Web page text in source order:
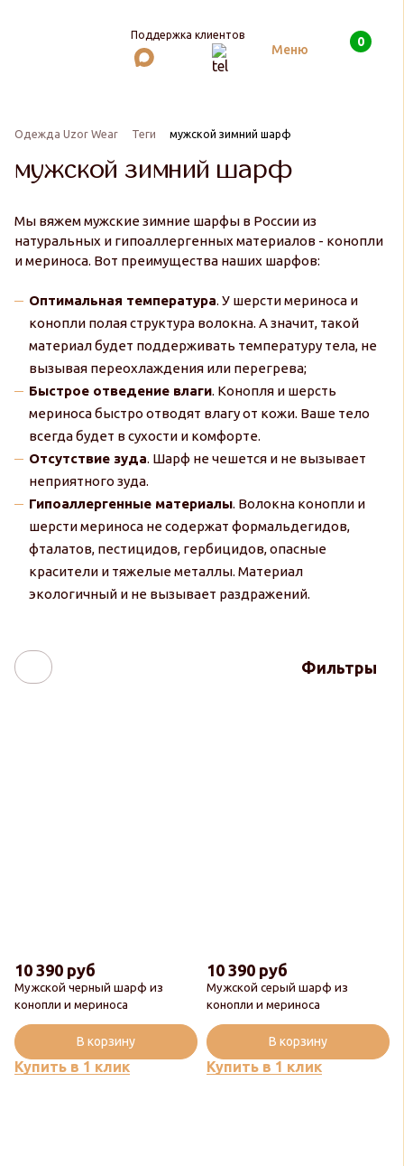
Поддержка клиентов
Меню
Поиск 0
Одежда Uzor Wear Теги мужской зимний шарф
мужской зимний шарф
Мы вяжем мужские зимние шарфы в России из
натуральных и гипоаллергенных материалов - конопли
и мериноса. Вот преимущества наших шарфов:
Оптимальная температура. У шерсти мериноса и
конопли полая структура волокна. А значит, такой
материал будет поддерживать температуру тела, не
вызывая переохлаждения или перегрева;
Быстрое отведение влаги. Конопля и шерсть
мериноса быстро отводят влагу от кожи. Ваше тело
всегда будет в сухости и комфорте.
Отсутствие зуда. Шарф не чешется и не вызывает
неприятного зуда.
Гипоаллергенные материалы. Волокна конопли и
шерсти мериноса не содержат формальдегидов,
фталатов, пестицидов, гербицидов, опасные
красители и тяжелые металлы. Материал
экологичный и не вызывает раздражений.
Фильтры
Новинка
Популярный
Мужской черный шарф из
конопли и мериноса
10 390 руб
Купить в 1 клик
В корзину
Новинка
Популярный
Мужской серый шарф из
конопли и мериноса
10 390 руб
Купить в 1 клик
В корзину